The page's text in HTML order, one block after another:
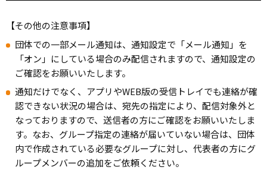
【その他の注意事項】
団体での一部メール通知は、通知設定で「メール通知」を
「オン」にしている場合のみ配信されますので、通知設定の
ご確認をお願いいたします。
通知だけでなく、アプリやWEB版の受信トレイでも連絡が確
認できない状況の場合は、宛先の指定により、配信対象外と
なっておりますので、送信者の方にご確認をお願いいたしま
す。なお、グループ指定の連絡が届いていない場合は、団体
内で作成されている必要なグループに対し、代表者の方にグ
ループメンバーの追加をご依頼ください。